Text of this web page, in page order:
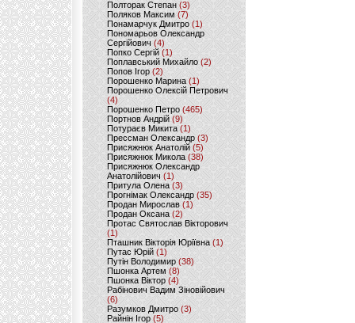
Полторак Степан(3)
Поляков Максим (7)
Понамарчук Дмитро (1)
Пономарьов Олександр
Сергійович(4)
Попко Сергій (1)
Поплавський Михайло (2)
Попов Ігор(2)
Порошенко Марина (1)
Порошенко Олексій Петрович
(4)
Порошенко Петро (465)
Портнов Андрій (9)
Потураєв Микита(1)
Прессман Олександр(3)
Присяжнюк Анатолій (5)
Присяжнюк Микола (38)
Присяжнюк Олександр
Анатолійович (1)
Притула Олена (3)
Прогнімак Олександр(35)
Продан Мирослав(1)
Продан Оксана (2)
Протас Святослав Вікторович
(1)
Пташник Вікторія Юріївна (1)
Путас Юрій (1)
Путін Володимир(38)
Пшонка Артем (8)
Пшонка Віктор(4)
Рабінович Вадим Зіновійович
(6)
Разумков Дмитро (3)
Райнін Ігор(5)